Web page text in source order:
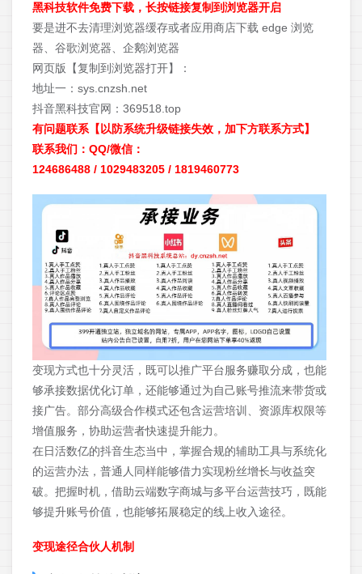
黑科技软件免费下载，长按链接复制到浏览器开启
要是进不去清理浏览器缓存或者应用商店下载 edge 浏览
器、谷歌浏览器、企鹅浏览器
网页版【复制到浏览器打开】：
地址一：sys.cnzsh.net
抖音黑科技官网：369518.top
有问题联系【以防系统升级链接失效，加下方联系方式】
联系我们：QQ/微信：
124686488 / 1029483205 / 1819460773
变现方式也十分灵活，既可以推广平台服务赚取分成，也能
够承接数据优化订单，还能够通过为自己账号推流来带货或
接广告。部分高级合作模式还包含运营培训、资源库权限等
增值服务，协助运营者快速提升能力。
在日活数亿的抖音生态当中，掌握合规的辅助工具与系统化
的运营办法，普通人同样能够借力实现粉丝增长与收益突
破。把握时机，借助云端数字商城与多平台运营技巧，既能
够提升账号价值，也能够拓展稳定的线上收入途径。
变现途径合伙人机制